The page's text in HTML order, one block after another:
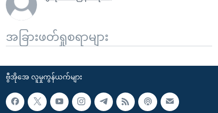
အခြားဖတ်ရှုစရာများ
ဗွီအိုအေ လူမှုကွန်ယက်များ